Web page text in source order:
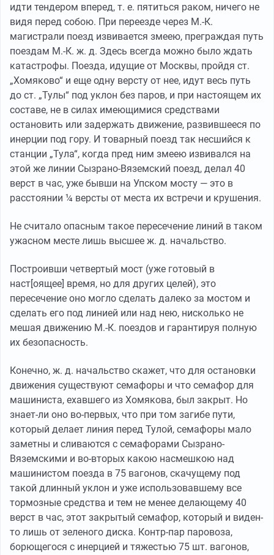
идти тендером вперед, т. е. пятиться раком, ничего не
видя перед собою. При переезде через М.-К.
магистрали поезд извивается змеею, преграждая путь
поездам М.-К. ж. д. Здесь всегда можно было ждать
катастрофы. Поезда, идущие от Москвы, пройдя ст.
„Хомяково“ и еще одну версту от нее, идут весь путь
до ст. „Тулы“ под уклон без паров, и при настоящем их
составе, не в силах имеющимися средствами
остановить или задержать движение, развившееся по
инерции под гору. И товарный поезд так несшийся к
станции „Тула“, когда пред ним змеею извивался на
этой же линии Сызрано-Вяземский поезд, делал 40
верст в час, уже бывши на Упском мосту — это в
расстоянии ¼ версты от места их встречи и крушения.
Не считало опасным такое пересечение линий в таком
ужасном месте лишь высшее ж. д. начальство.
Построивши четвертый мост (уже готовый в
наст[оящее] время, но для других целей), это
пересечение оно могло сделать далеко за мостом и
сделать его под линией или над нею, нисколько не
мешая движению М.-К. поездов и гарантируя полную
их безопасность.
Конечно, ж. д. начальство скажет, что для остановки
движения существуют семафоры и что семафор для
машиниста, ехавшего из Хомякова, был закрыт. Но
знает-ли оно во-первых, что при том загибе пути,
который делает линия перед Тулой, семафоры мало
заметны и сливаются с семафорами Сызрано-
Вяземскими и во-вторых какою насмешкою над
машинистом поезда в 75 вагонов, скачущему под
такой длинный уклон и уже использовавшему все
тормозные средства и тем не менее делающему 40
верст в час, этот закрытый семафор, который и виден-
то лишь от зеленого диска. Контр-пар паровоза,
борющегося с инерцией и тяжестью 75 шт. вагонов,